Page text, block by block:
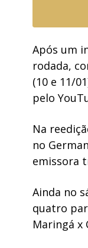
Após um
rodada,
(10 e 11/
pelo
Na
no
emissora
Ainda no
quatro
Maringá x